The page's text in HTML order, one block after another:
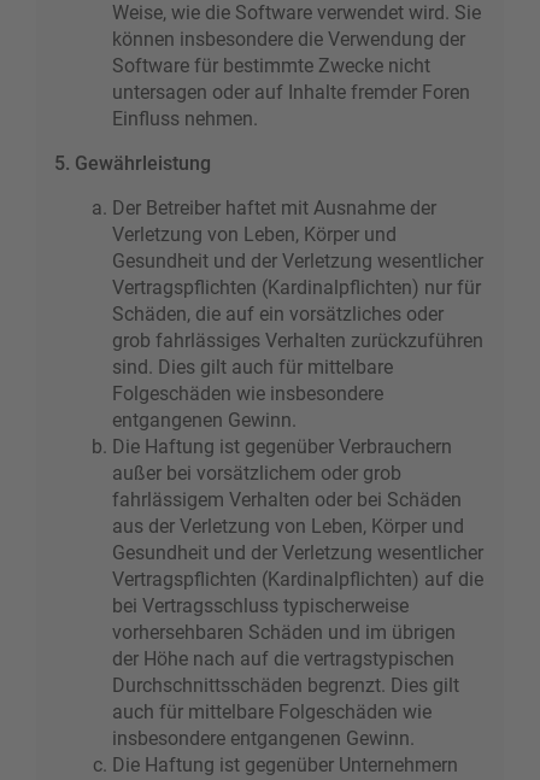
Weise, wie die Software verwendet wird. Sie
können insbesondere die Verwendung der
Software für bestimmte Zwecke nicht
untersagen oder auf Inhalte fremder Foren
Einfluss nehmen.
5. Gewährleistung
Der Betreiber haftet mit Ausnahme der
Verletzung von Leben, Körper und
Gesundheit und der Verletzung wesentlicher
Vertragspflichten (Kardinalpflichten) nur für
Schäden, die auf ein vorsätzliches oder
grob fahrlässiges Verhalten zurückzuführen
sind. Dies gilt auch für mittelbare
Folgeschäden wie insbesondere
entgangenen Gewinn.
Die Haftung ist gegenüber Verbrauchern
außer bei vorsätzlichem oder grob
fahrlässigem Verhalten oder bei Schäden
aus der Verletzung von Leben, Körper und
Gesundheit und der Verletzung wesentlicher
Vertragspflichten (Kardinalpflichten) auf die
bei Vertragsschluss typischerweise
vorhersehbaren Schäden und im übrigen
der Höhe nach auf die vertragstypischen
Durchschnittsschäden begrenzt. Dies gilt
auch für mittelbare Folgeschäden wie
insbesondere entgangenen Gewinn.
Die Haftung ist gegenüber Unternehmern